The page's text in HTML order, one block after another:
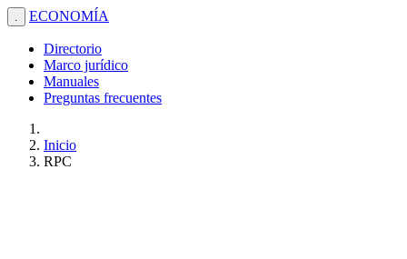
. ECONOMÍA
Directorio
Marco jurídico
Manuales
Preguntas frecuentes
Inicio
RPC